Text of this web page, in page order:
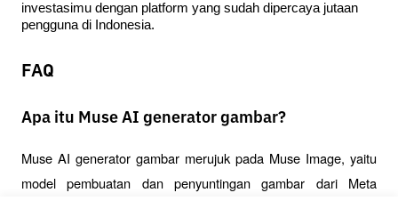
investasimu dengan platform yang sudah dipercaya jutaan
pengguna di Indonesia.
FAQ
Apa itu Muse AI generator gambar?
Muse AI generator gambar merujuk pada Muse Image, yaitu
model pembuatan dan penyuntingan gambar dari Meta